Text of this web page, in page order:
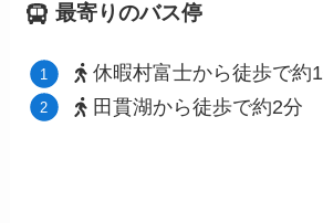
最寄りのバス停
休暇村富士から徒歩で約
田貫湖から徒歩で約2分